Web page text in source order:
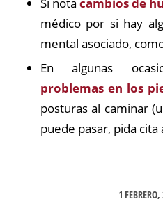
Si nota cambios de
médico por si hay
mental asociado,
En algunas
problemas en los
posturas al caminar
puede pasar, pida cita
1 /